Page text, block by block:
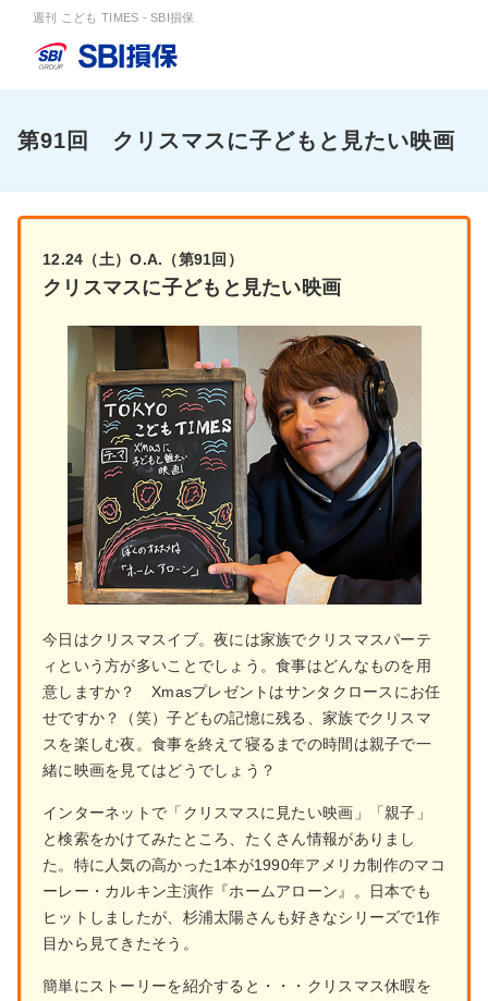
週刊 こども TIMES - SBI損保
第91回 クリスマスに子どもと見たい映画
12.24（土）O.A.（第91回）
クリスマスに子どもと見たい映画
今日はクリスマスイブ。夜には家族でクリスマスパーテ
ィという方が多いことでしょう。食事はどんなものを用
意しますか？ Xmasプレゼントはサンタクロースにお任
せですか？（笑）子どもの記憶に残る、家族でクリスマ
スを楽しむ夜。食事を終えて寝るまでの時間は親子で一
緒に映画を見てはどうでしょう？
インターネットで「クリスマスに見たい映画」「親子」
と検索をかけてみたところ、たくさん情報がありまし
た。特に人気の高かった1本が1990年アメリカ制作のマコ
ーレー・カルキン主演作『ホームアローン』。日本でも
ヒットしましたが、杉浦太陽さんも好きなシリーズで1作
目から見てきたそう。
簡単にストーリーを紹介すると・・・クリスマス休暇を